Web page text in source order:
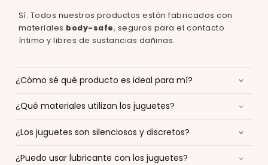
Sí. Todos nuestros productos están fabricados con
materiales body-safe, seguros para el contacto
íntimo y libres de sustancias dañinas.
¿Cómo sé qué producto es ideal para mí?
¿Qué materiales utilizan los juguetes?
¿Los juguetes son silenciosos y discretos?
¿Puedo usar lubricante con los juguetes?